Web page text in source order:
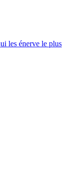
les énerve le plus